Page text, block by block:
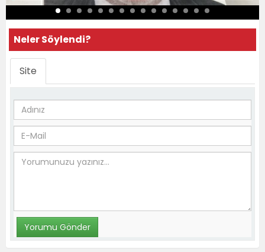
Neler Söylendi?
Site